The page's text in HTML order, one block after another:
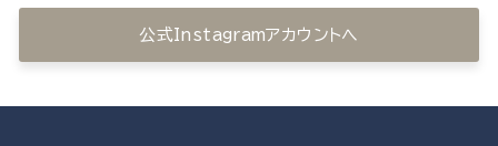
公式Instagramアカウントへ